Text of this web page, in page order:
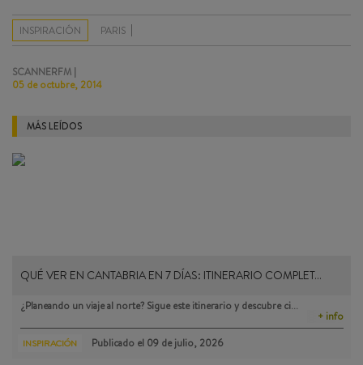
INSPIRACIÓN PARIS
SCANNERFM |
05 de octubre, 2014
MÁS LEÍDOS
QUÉ VER EN CANTABRIA EN 7 DÍAS: ITINERARIO COMPLET…
¿Planeando un viaje al norte? Sigue este itinerario y descubre ci…
+ info
INSPIRACIÓN Publicado el 09 de julio, 2026